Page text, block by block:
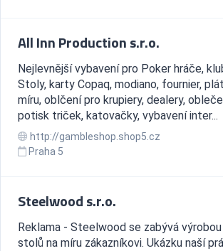
All Inn Production s.r.o.
Nejlevnější vybavení pro Poker hráče,
Stoly, karty Copaq, modiano, fournier,
míru, oblčení pro krupiery, dealery,
potisk triček, katovačky, vybavení inter...
http://gambleshop.shop5.cz
Praha 5
Steelwood s.r.o.
Reklama - Steelwood se zabývá
stolů na míru zákazníkovi. Ukázku naší